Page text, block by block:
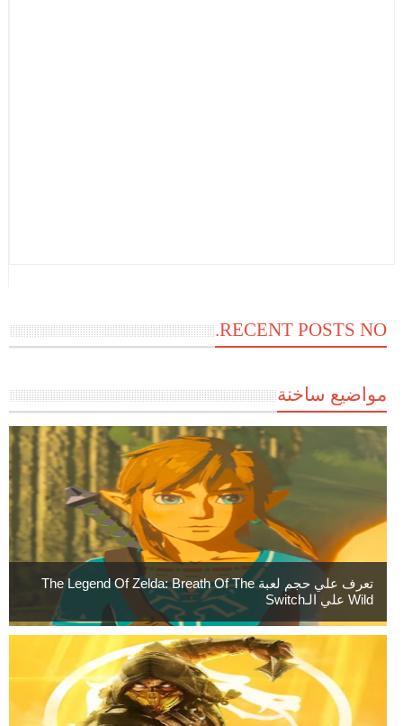
RECENT POSTS NO.
مواضيع ساخنة
تعرف علي حجم لعبة The Legend Of Zelda: Breath Of The
Wild علي الـSwitch